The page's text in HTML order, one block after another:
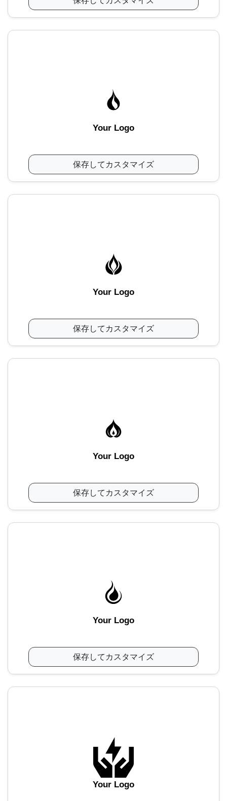
Your Logo
保存してカスタマイズ
Your Logo
保存してカスタマイズ
Your Logo
保存してカスタマイズ
Your Logo
保存してカスタマイズ
Your Logo